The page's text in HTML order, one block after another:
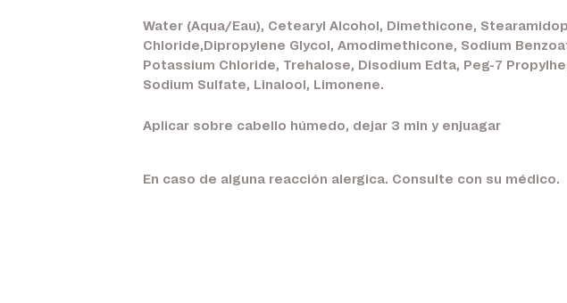
Water (Aqua/Eau), Cetearyl Alcohol, Dimethicone,
Chloride,Dipropylene Glycol, Amodimethicone, Sodium
Potassium Chloride, Trehalose, Disodium Edta, Peg-7
Sodium Sulfate, Linalool, Limonene.
Aplicar sobre cabello húmedo, dejar 3 min y enjuagar
En caso de alguna reacción alergica. Consulte con su médico.